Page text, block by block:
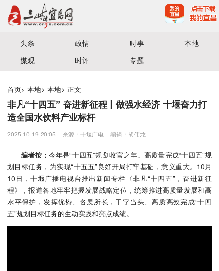
宜昌三峡融媒体中心主办
头条 政情 时事
本地
媒观
时评 专题
首页> 本地> 本地> 正文
非凡“十四五” 奋进新征程丨做强水经济 十堰奋力打
造全国水饮料产业标杆
2025-10-19 20:05 来源：​十堰广电 编辑：胡伟龙
编者按： 今年是“十四五”规划收官之年。高质量完成“十四五”规
划目标任务，为实现“十五五”良好开局打牢基础，意义重大。10月
10日，十堰广播电视台推出新闻专栏《非凡“十四五”，奋进新征
程》，报道各地牢牢把握发展战略定位，统筹推进高质量发展和高
水平保护，发挥优势、各展所长，干字当头、高质高效完成“十四
五”规划目标任务的生动实践和亮点成绩。